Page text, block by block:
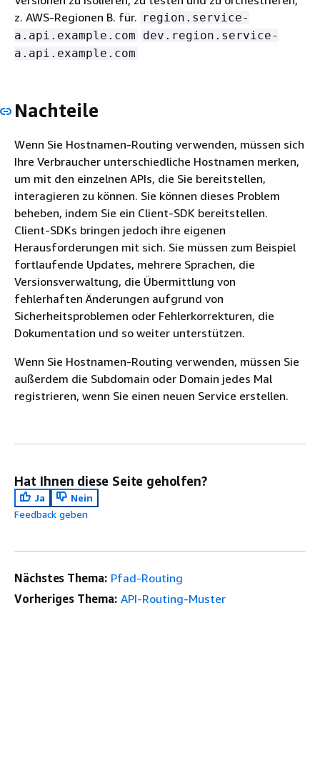
z. AWS-Regionen B. für. region.service-
a.api.example.com
dev.region.service-
a.api.example.com
Nachteile
Wenn Sie Hostnamen-Routing verwenden, müssen sich
Ihre Verbraucher unterschiedliche Hostnamen merken,
um mit den einzelnen APIs, die Sie bereitstellen,
interagieren zu können. Sie können dieses Problem
beheben, indem Sie ein Client-SDK bereitstellen.
Client-SDKs bringen jedoch ihre eigenen
Herausforderungen mit sich. Sie müssen zum Beispiel
fortlaufende Updates, mehrere Sprachen, die
Versionsverwaltung, die Übermittlung von
fehlerhaften Änderungen aufgrund von
Sicherheitsproblemen oder Fehlerkorrekturen, die
Dokumentation und so weiter unterstützen.
Wenn Sie Hostnamen-Routing verwenden, müssen Sie
außerdem die Subdomain oder Domain jedes Mal
registrieren, wenn Sie einen neuen Service erstellen.
Hat Ihnen diese Seite geholfen?
Ja
Nein
Feedback geben
Nächstes Thema: Pfad-Routing
Vorheriges Thema: API-Routing-Muster